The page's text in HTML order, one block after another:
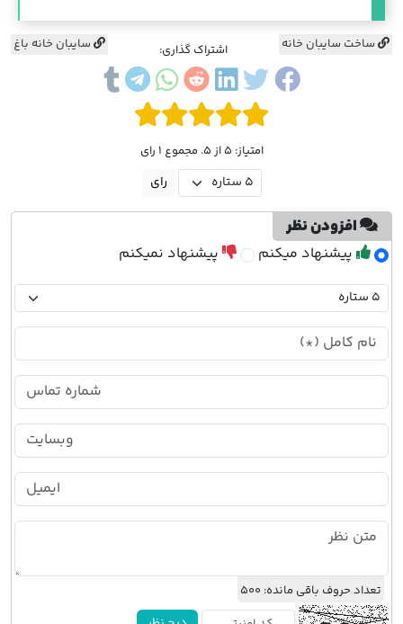
ساخت سایبان خانه سایبان خانه باغ اشتراک گذاری:
امتیاز: 5 از 5. مجموع 1 رای
افزودن نظر
پیشنهاد میکنم پیشنهاد نمیکنم
تعداد حروف باقی مانده: 500